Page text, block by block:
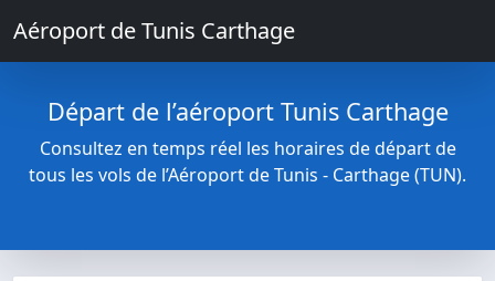
Aéroport de Tunis Carthage
Départ de l’aéroport Tunis Carthage
Consultez en temps réel les horaires de départ de
tous les vols de l’Aéroport de Tunis - Carthage (TUN).